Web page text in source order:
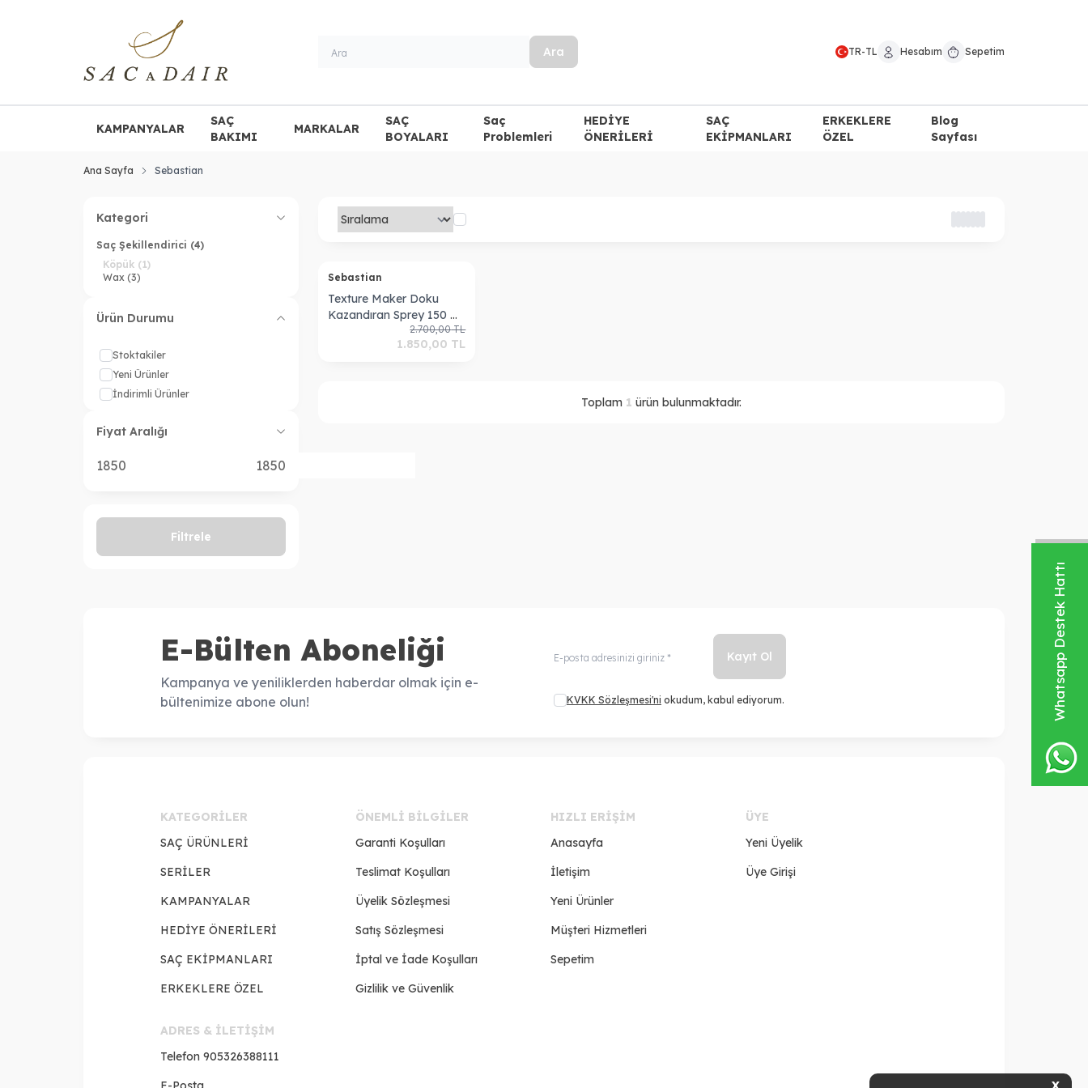
Whatsapp Destek Hattı
Ara TR-TL Hesabım Sepetim
KAMPANYALAR
SAÇ
BAKIMI
MARKALAR
SAÇ
BOYALARI
Saç
Problemleri
HEDİYE
ÖNERİLERİ
SAÇ
EKİPMANLARI
ERKEKLERE
ÖZEL
Blog
Sayfası
Ana Sayfa Sebastian
Kategori
Saç Şekillendirici (4)
Köpük (1)
Wax (3)
Ürün Durumu
Stoktakiler
Yeni Ürünler
İndirimli Ürünler
Fiyat Aralığı
Filtrele
Sebastian
Texture Maker Doku
Kazandıran Sprey 150 ml
80056105810192.700,00TL
1.850,00 TL
Toplam 1 ürün bulunmaktadır.
E-Bülten Aboneliği
Kampanya ve yeniliklerden haberdar olmak için e-
bültenimize abone olun!
Kayıt Ol
KVKK Sözleşmesi'ni okudum, kabul ediyorum.
KATEGORILER
SAÇ ÜRÜNLERİ
SERİLER
KAMPANYALAR
HEDİYE ÖNERİLERİ
SAÇ EKİPMANLARI
ERKEKLERE ÖZEL
ÖNEMLI BILGILER
Garanti Koşulları
Teslimat Koşulları
Üyelik Sözleşmesi
Satış Sözleşmesi
İptal ve İade Koşulları
Gizlilik ve Güvenlik
HIZLI ERIŞIM
Anasayfa
İletişim
Yeni Ürünler
Müşteri Hizmetleri
Sepetim
ÜYE
Yeni Üyelik
Üye Girişi
ADRES & İLETİŞİM
Telefon 905326388111